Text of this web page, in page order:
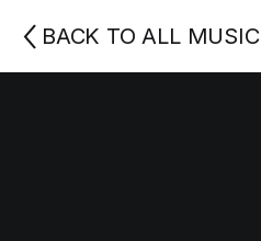
BACK TO ALL MUSIC